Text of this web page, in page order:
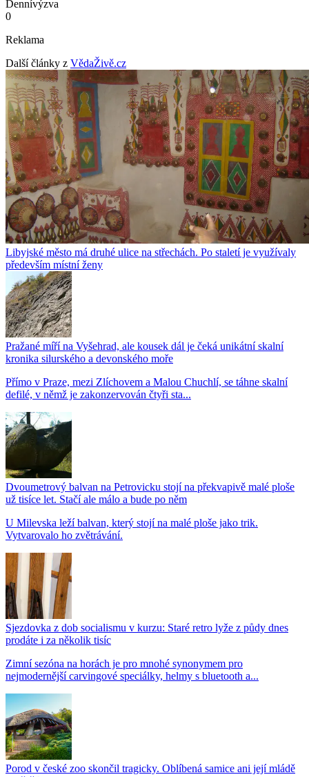
Dennívýzva
0
Reklama
Další články z VědaŽivě.cz
Libyjské město má druhé ulice na střechách. Po staletí je využívaly
především místní ženy
Pražané míří na Vyšehrad, ale kousek dál je čeká unikátní skalní
kronika silurského a devonského moře
Přímo v Praze, mezi Zlíchovem a Malou Chuchlí, se táhne skalní
defilé, v němž je zakonzervován čtyři sta...
Dvoumetrový balvan na Petrovicku stojí na překvapivě malé ploše
už tisíce let. Stačí ale málo a bude po něm
U Milevska leží balvan, který stojí na malé ploše jako trik.
Vytvarovalo ho zvětrávání.
Sjezdovka z dob socialismu v kurzu: Staré retro lyže z půdy dnes
prodáte i za několik tisíc
Zimní sezóna na horách je pro mnohé synonymem pro
nejmodernější carvingové speciálky, helmy s bluetooth a...
Porod v české zoo skončil tragicky. Oblíbená samice ani její mládě